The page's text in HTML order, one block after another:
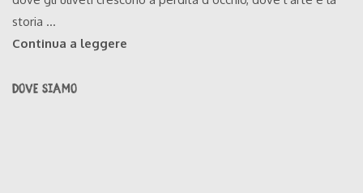
storia ...
Continua a leggere
DOVE SIAMO